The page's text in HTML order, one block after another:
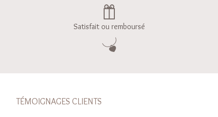
Satisfait ou remboursé
TÉMOIGNAGES CLIENTS